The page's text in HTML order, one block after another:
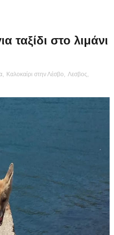
ταξίδι στο λιμάνι
, Καλοκαίρι στην Λέσβο Λεσβος